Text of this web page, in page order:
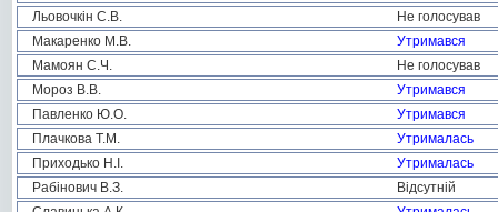
Льовочкін С.В.
Не голосував
Макаренко М.В.
Утримався
Мамоян С.Ч.
Не голосував
Мороз В.В.
Утримався
Павленко Ю.О.
Утримався
Плачкова Т.М.
Утрималась
Приходько Н.І.
Утрималась
Рабінович В.З.
Відсутній